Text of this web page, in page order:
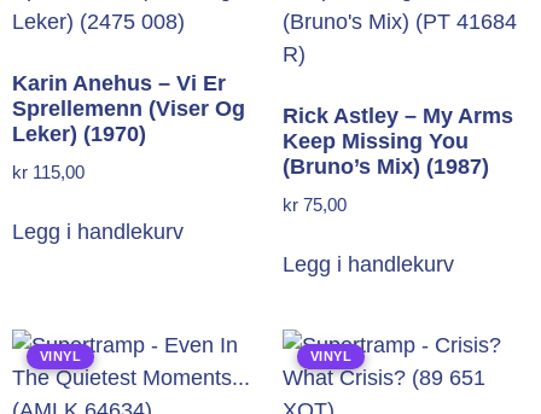
Karin Anehus – Vi Er
Sprellemenn (Viser Og
Leker) (1970)
kr 115,00
Legg i handlekurv
Rick Astley – My Arms
Keep Missing You
(Bruno’s Mix) (1987)
kr 75,00
Legg i handlekurv
VINYL VINYL